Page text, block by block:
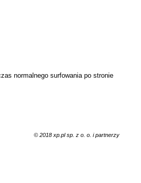
normalnego surfowania po stronie
© 2018 xp.pl sp. z o. o. i partnerzy